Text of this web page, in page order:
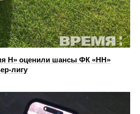
Н» оценили шансы ФК «НН»
лигу